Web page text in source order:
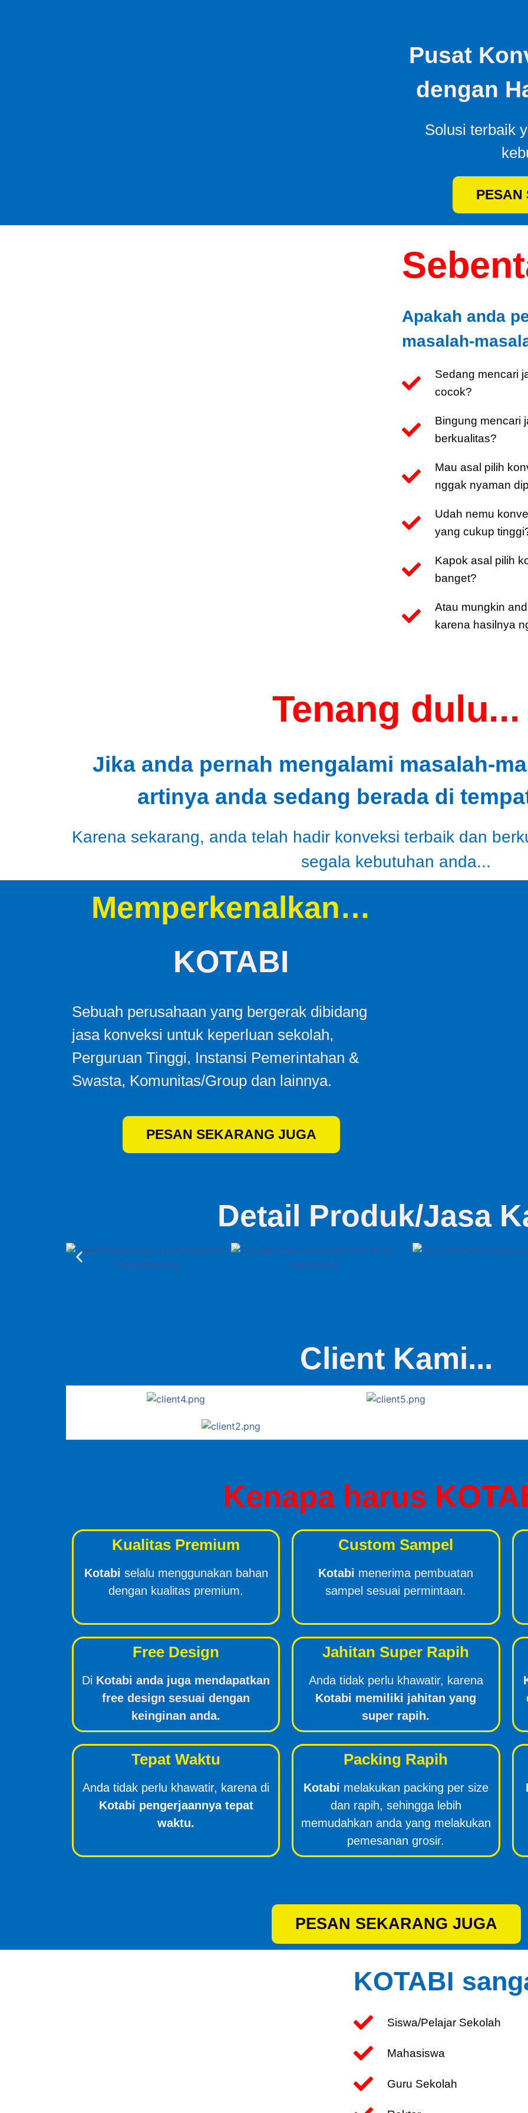
Pusat
dengan
Solusi terbaik
PESAN
Apakah anda
masalah-
Sedang mencari
cocok?
Bingung mencari
berkualitas?
Mau asal pilih
nggak nyaman
Udah nemu
yang cukup
Kapok asal pilih
banget?
Atau mungkin
karena hasilnya
Tenang dulu...
Jika anda pernah mengalami masalah-
artinya anda sedang berada di
Karena sekarang, anda telah hadir konveksi terbaik dan
segala kebutuhan anda...
Memperkenalkan…
KOTABI
Sebuah perusahaan yang bergerak dibidang
jasa konveksi untuk keperluan sekolah,
Perguruan Tinggi, Instansi Pemerintahan &
Swasta, Komunitas/Group dan lainnya.
PESAN SEKARANG JUGA
Detail Produk/Jasa
Client Kami...
Kenapa harus
Kualitas Premium
Kotabi selalu menggunakan bahan
dengan kualitas premium.
Custom Sampel
Kotabi menerima pembuatan
sampel sesuai permintaan.
Free Design
Di Kotabi anda juga mendapatkan
free design sesuai dengan
keinginan anda.
Jahitan Super Rapih
Anda tidak perlu khawatir, karena
Kotabi memiliki jahitan yang
super rapih.
Tepat Waktu
Anda tidak perlu khawatir, karena di
Kotabi pengerjaannya tepat
waktu.
Packing Rapih
Kotabi melakukan packing per size
dan rapih, sehingga lebih
memudahkan anda yang melakukan
pemesanan grosir.
PESAN SEKARANG JUGA
KOTABI
Siswa/Pelajar Sekolah
Mahasiswa
Guru Sekolah